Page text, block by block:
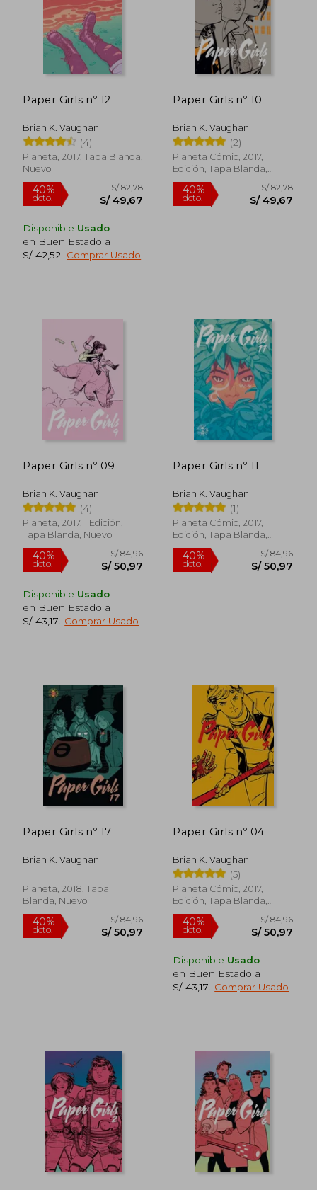
40%
dcto. S/ 59,10
40%
dcto.
Paper Girls nº 12
Brian K. Vaughan
(4)
Planeta, 2017, Tapa Blanda,
Nuevo
40%
dcto.
Disponible Usado
en Buen Estado a
S/ 42,52
Comprar Usado
Paper Girls nº 10
Brian K. Vaughan
(2)
Planeta Cómic, 2017, 1
Edición, Tapa Blanda,
Nuevo
40%
dcto.
Paper Girls nº 09
Brian K. Vaughan
(4)
Planeta, 2017, 1 Edición,
Tapa Blanda, Nuevo
40%
dcto.
Disponible Usado
en Buen Estado a
S/ 43,17
Comprar Usado
Paper Girls nº 11
Brian K. Vaughan
(1)
Planeta Cómic, 2017, 1
Edición, Tapa Blanda,
Nuevo
40%
dcto.
Paper Girls nº 17
Brian K. Vaughan
Planeta, 2018, Tapa
Blanda, Nuevo
Paper Girls nº 04
Brian K. Vaughan
(5)
Planeta Cómic, 2017, 1
Edición, Tapa Blanda,
Nuevo
Disponible Usado
en Buen Estado a
S/ 43,17
Comprar Usado